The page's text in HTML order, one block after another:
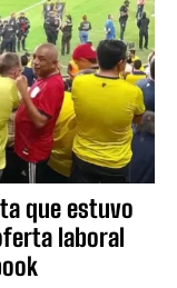
que estuvo
laboral